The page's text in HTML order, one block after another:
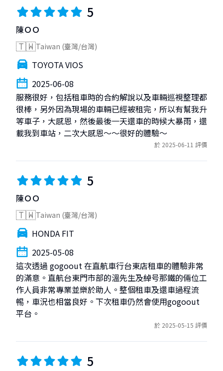
5
陳ＯＯ
🇹🇼Taiwan (臺灣/台灣)
TOYOTA VIOS
2025-06-08
服務很好，包括租車時的合約解說以及車輛巡視整理都
很棒，另外因為現場的車輛已經被租完，所以有幫我升
等車子，大感恩，然後最後一天還車的時候大暴雨，還
載我到車站，二次大感恩～～很好的體驗～
於 2025-06-11 評價
5
陳ＯＯ
🇹🇼Taiwan (臺灣/台灣)
HONDA FIT
2025-05-08
這次透過 gogoout 在直航車行台東店租車的體驗非常
的滿意。直航台東門市部的溫先生及綽号那鐵的倆位工
作人員非常專業並樂於助人。整個租車及還車過程流
𣈱，車況也相當良好。下次租車仍然會使用gogoout
平台。
於 2025-05-15 評價
5